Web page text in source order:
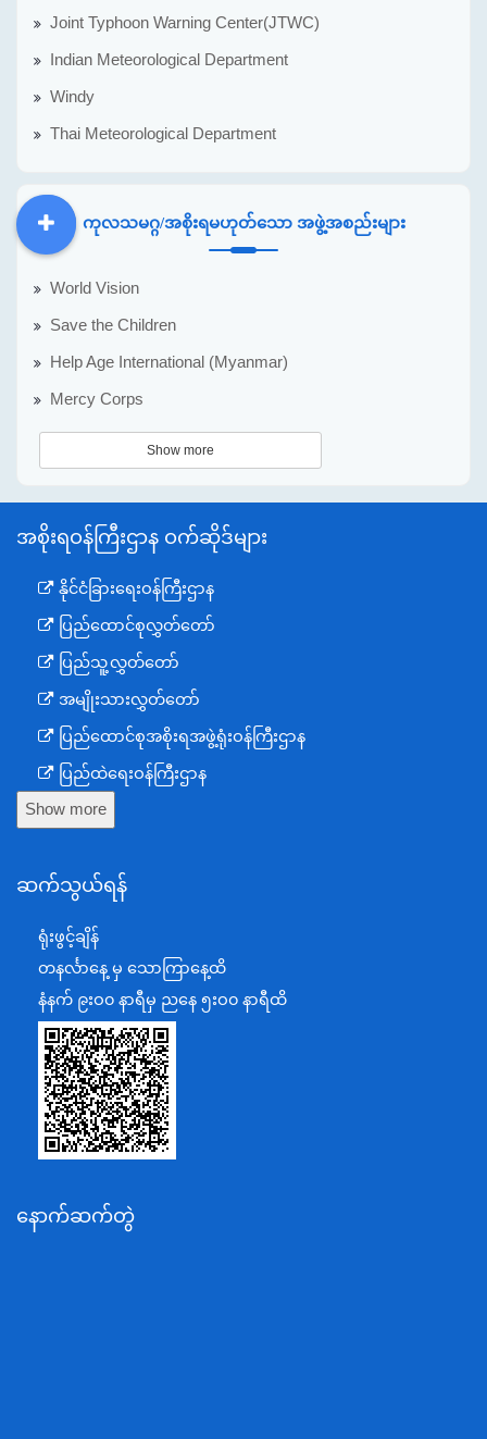
Joint Typhoon Warning Center(JTWC)
Indian Meteorological Department
Windy
Thai Meteorological Department
ကုလသမဂ္ဂ/အစိုးရမဟုတ်သော အဖွဲ့အစည်းများ
World Vision
Save the Children
Help Age International (Myanmar)
Mercy Corps
Show more
အစိုးရဝန်ကြီးဌာန ဝက်ဆိုဒ်များ
နိုင်ငံခြားရေးဝန်ကြီးဌာန
ပြည်ထောင်စုလွှတ်တော်
ပြည်သူ့လွှတ်တော်
အမျိုးသားလွှတ်တော်
ပြည်ထောင်စုအစိုးရအဖွဲ့ရုံးဝန်ကြီးဌာန
ပြည်ထဲရေးဝန်ကြီးဌာန
ကာကွယ်ရေးဝန်ကြီးဌာန
စီမံကိန်း၊ဘဏ္ဍာရေးနှင့်စက်မှုဝန်ကြီးဌာန
အပြည်ပြည်ဆိုင်ရာပူးပေါင်းဆောင်ရွက်ရေးဝန်ကြီးဌာန
ပြန်ကြားရေးဝန်ကြီးဌာန
သာသနာရေးနှင့် ယဉ်ကျေးမှုဝန်ကြီးဌာန
စိုက်ပျိုးရေး၊မွေးမြူရေးနှင့်ဆည်မြောင်းဝန်ကြီးဌာန
ပို့ဆောင်ရေးနှင့်ဆက်သွယ်ရေးဝန်ကြီးဌာန
သယံဇာတနှင့်ပတ်ဝန်းကျင်ထိန်းသိမ်းရေးဝန်ကြီးဌာန
အလုပ်သမား၊လူဝင်မှုကြီးကြပ်ရေးနှင့်ပြည်သူ့အင်အား
Show more
ဆက်သွယ်ရန်
ရုံးဖွင့်ချိန်
တနင်္လာနေ့ မှ သောကြာနေ့ထိ
နံနက် ၉းဝ၀ နာရီမှ ညနေ ၅းဝ၀ နာရီထိ
နောက်ဆက်တွဲ
DDM